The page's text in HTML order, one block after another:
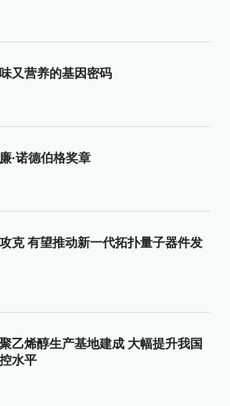
又营养的基因密码
·诺德伯格奖章
克 有望推动新一代拓扑量子器件发
乙烯醇生产基地建成 大幅提升我国
水平